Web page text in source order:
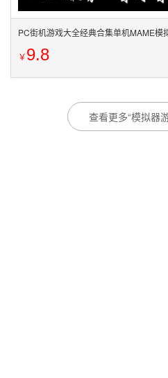
PC街机游戏大全经典合集单机MAME
￥9.8
查看更多“模拟器